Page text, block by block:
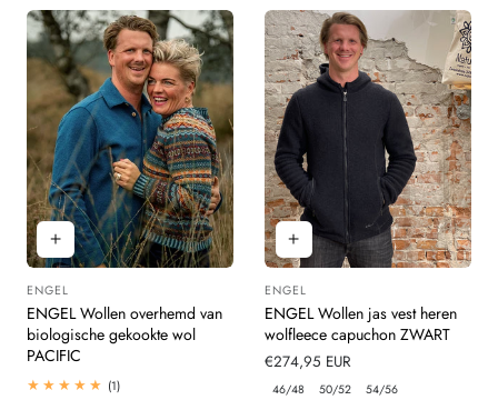
Leverancier:
ENGEL
ENGEL Wollen overhemd van
biologische gekookte wol
PACIFIC
(1)1
Leverancier:
ENGEL
ENGEL Wollen jas vest heren
wolfleece capuchon ZWART
Normale
prijs
€274,95 EUR
46/48 50/52 54/56